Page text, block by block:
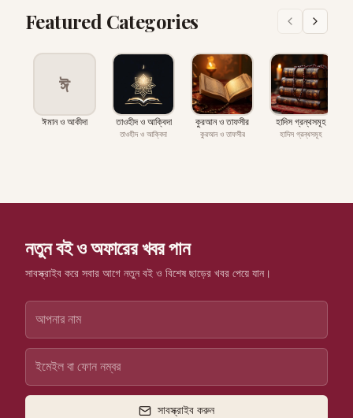
Featured Categories
ঈ
ঈমান ও আকীদা তাওহীদ ও আক্বিদা
তাওহীদ ও আক্বিদা
কুরআন ও তাফসীর
কুরআন ও তাফসীর
হাদিস গ্রন্থসমূহ
হাদিস গ্রন্থসমূহ
নতুন বই ও অফারের খবর পান
সাবস্ক্রাইব করে সবার আগে নতুন বই ও বিশেষ ছাড়ের খবর পেয়ে যান।
সাবস্ক্রাইব করুন